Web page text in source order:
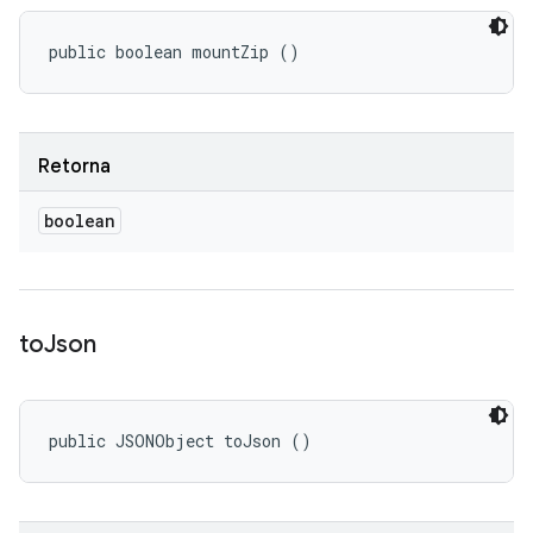
public boolean mountZip ()
Retorna
boolean
toJson
public JSONObject toJson ()